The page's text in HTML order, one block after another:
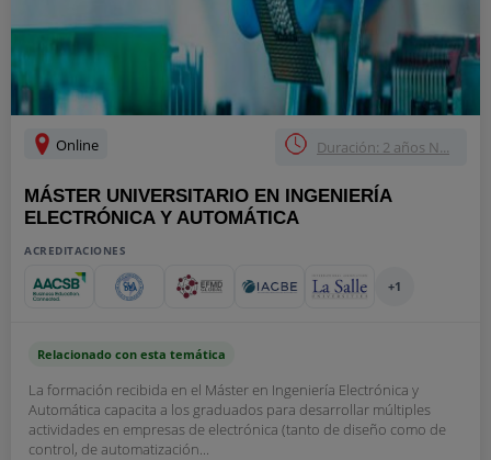
Online Duración: 2 años N...
MÁSTER UNIVERSITARIO EN INGENIERÍA
ELECTRÓNICA Y AUTOMÁTICA
ACREDITACIONES
+1
Relacionado con esta temática
La formación recibida en el Máster en Ingeniería Electrónica y
Automática capacita a los graduados para desarrollar múltiples
actividades en empresas de electrónica (tanto de diseño como de
control, de automatización...